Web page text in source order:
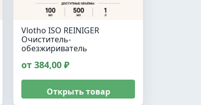
Vlotho ISO REINIGER
Очиститель-
обезжириватель
от 384,00 ₽
Открыть товар